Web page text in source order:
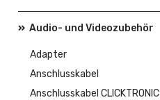
Audio- und Videozubehör
Adapter
Anschlusskabel
Anschlusskabel CLICKTRONIC